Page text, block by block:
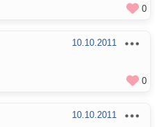
0
10.10.2011
0
10.10.2011